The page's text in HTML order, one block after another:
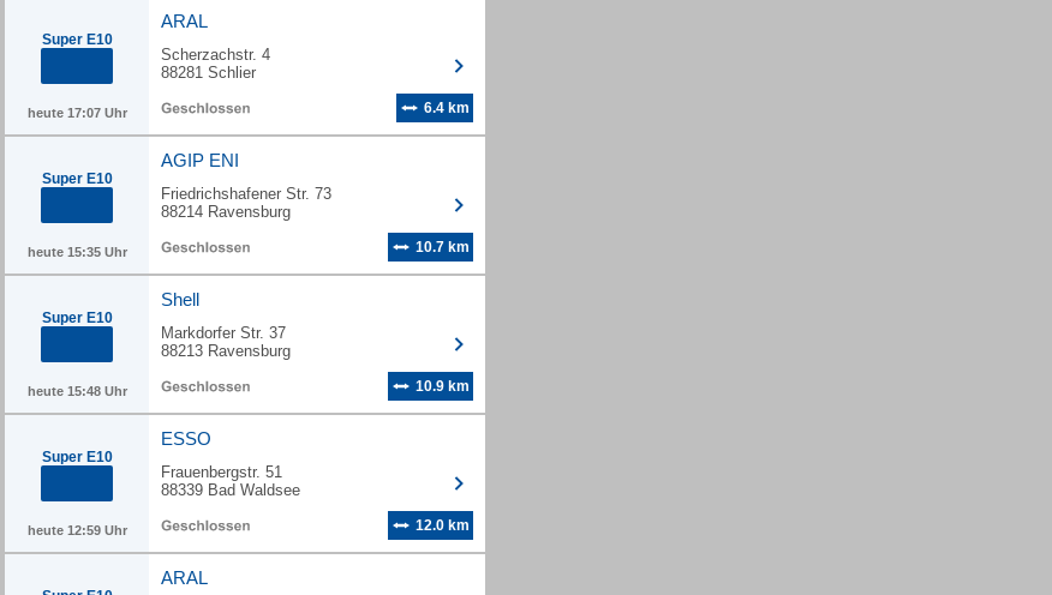
Super E10
heute 17:07 Uhr
ARAL
Scherzachstr. 4
88281 Schlier
6.4 km
Super E10
heute 15:35 Uhr
AGIP ENI
Friedrichshafener Str. 73
88214 Ravensburg
10.7 km
Super E10
heute 15:48 Uhr
Shell
Markdorfer Str. 37
88213 Ravensburg
10.9 km
Super E10
heute 12:59 Uhr
ESSO
Frauenbergstr. 51
88339 Bad Waldsee
12.0 km
ARAL